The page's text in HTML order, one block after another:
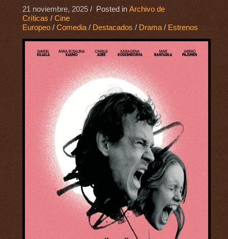
21 noviembre, 2025/ Posted in Archivo de
Críticas / Cine
Europeo/ Comedia/ Destacados / Drama/ Estrenos